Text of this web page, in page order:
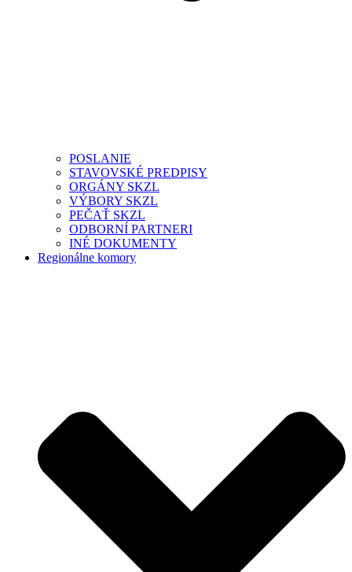
POSLANIE
STAVOVSKÉ PREDPISY
ORGÁNY SKZL
VÝBORY SKZL
PEČAŤ SKZL
ODBORNÍ PARTNERI
INÉ DOKUMENTY
Regionálne komory